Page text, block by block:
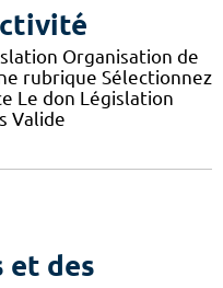
Organisation de
rubrique Sélectionnez
Le don Législation
Valide
et des